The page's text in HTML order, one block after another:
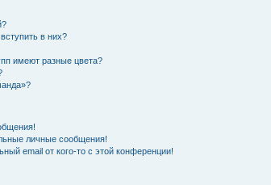
в них?
имеют разные цвета?
личные сообщения!
email от кого-то с этой конференции!